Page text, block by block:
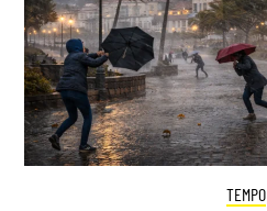
TEMPO